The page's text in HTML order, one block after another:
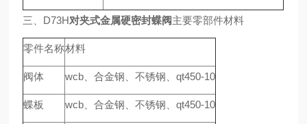
三、D73H对夹式金属硬密封蝶阀主要零部件材料
零件名称材料
阀体 wcb、合金钢、不锈钢、qt450-10
蝶板 wcb、合金钢、不锈钢、qt450-10